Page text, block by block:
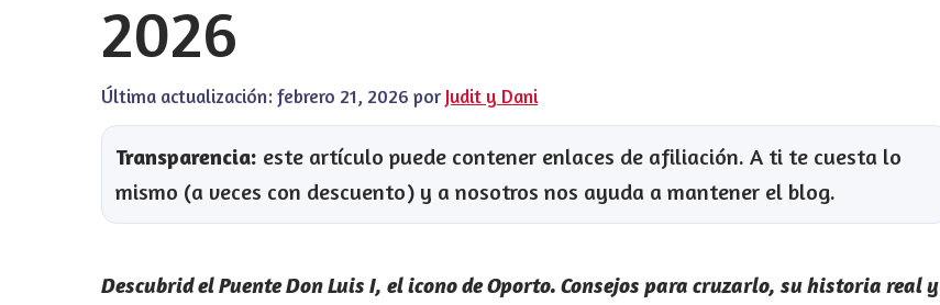
2026
Última actualización: febrero 21, 2026 por Judit y Dani
Transparencia: este artículo puede contener enlaces de afiliación. A ti te cuesta lo
mismo (a veces con descuento) y a nosotros nos ayuda a mantener el blog.
Descubrid el Puente Don Luis I, el icono de Oporto. Consejos para cruzarlo, su historia real y